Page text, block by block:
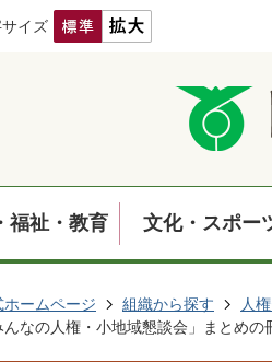
イズ
福祉・教育 文化・スポー
ームページ 組織から探す 人
なの人権・小地域懇談会」まとめの